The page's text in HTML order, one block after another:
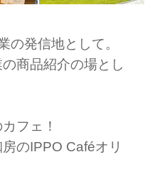
の発信地として。
商品紹介の場とし
フェ！
のIPPO Caféオリ